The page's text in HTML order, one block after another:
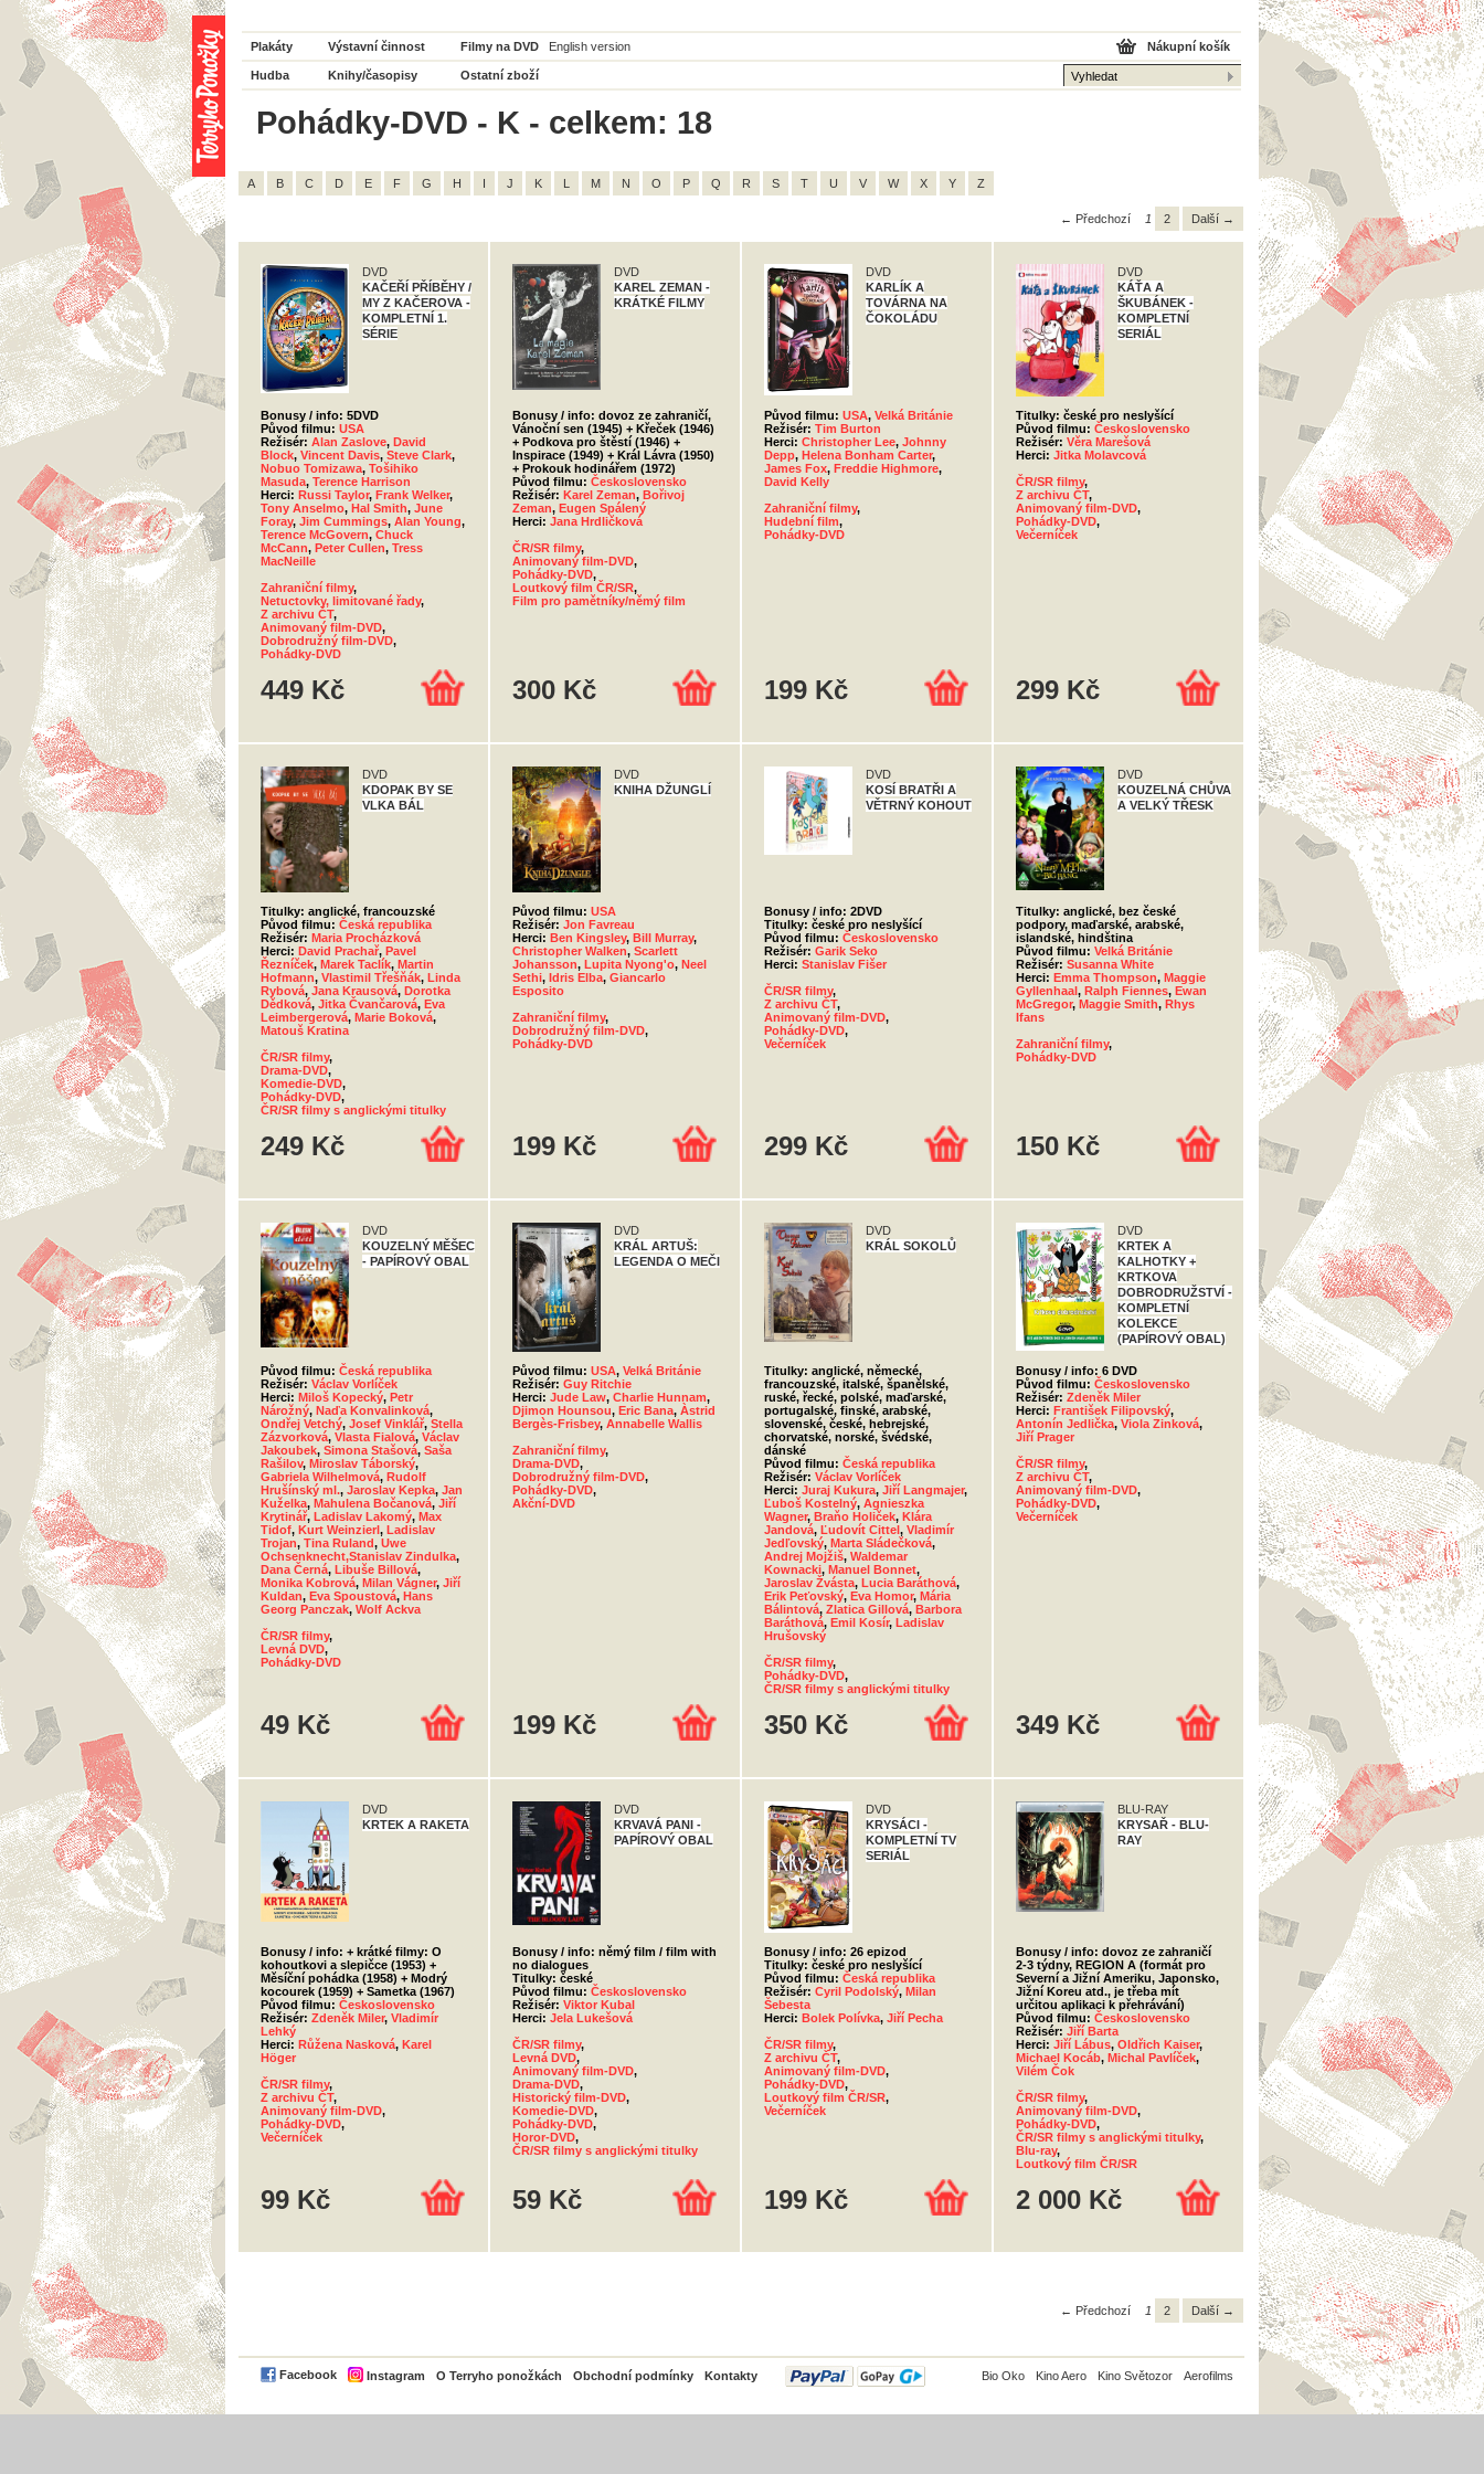
Plakáty Výstavní činnost Filmy na DVD English version
Hudba Knihy/časopisy Ostatní zboží
Nákupní košík
Pohádky-DVD - K - celkem: 18
A B C D E F G H I J K L M N O P Q R S T U V W X Y Z
← Předchozí 1 2 Další →
DVD
KAČEŘÍ PŘÍBĚHY /
MY Z KAČEROVA -
KOMPLETNÍ 1.
SÉRIE
Bonusy / info: 5DVD
Původ filmu: USA
Režisér: Alan Zaslove, David
Block, Vincent Davis, Steve Clark,
Nobuo Tomizawa, Tošihiko
Masuda, Terence Harrison
Herci: Russi Taylor, Frank Welker,
Tony Anselmo, Hal Smith, June
Foray, Jim Cummings, Alan Young,
Terence McGovern, Chuck
McCann, Peter Cullen, Tress
MacNeille
Zahraniční filmy,
Netuctovky, limitované řady,
Z archivu ČT,
Animovaný film-DVD,
Dobrodružný film-DVD,
Pohádky-DVD
449 Kč
DVD
KAREL ZEMAN -
KRÁTKÉ FILMY
Bonusy / info: dovoz ze zahraničí,
Vánoční sen (1945) + Křeček (1946)
+ Podkova pro štěstí (1946) +
Inspirace (1949) + Král Lávra (1950)
+ Prokouk hodinářem (1972)
Původ filmu: Československo
Režisér: Karel Zeman, Bořivoj
Zeman, Eugen Spálený
Herci: Jana Hrdličková
ČR/SR filmy,
Animovaný film-DVD,
Pohádky-DVD,
Loutkový film ČR/SR,
Film pro pamětníky/němý film
300 Kč
DVD
KARLÍK A
TOVÁRNA NA
ČOKOLÁDU
Původ filmu: USA, Velká Británie
Režisér: Tim Burton
Herci: Christopher Lee, Johnny
Depp, Helena Bonham Carter,
James Fox, Freddie Highmore,
David Kelly
Zahraniční filmy,
Hudební film,
Pohádky-DVD
199 Kč
DVD
KÁŤA A
ŠKUBÁNEK -
KOMPLETNÍ
SERIÁL
Titulky: české pro neslyšící
Původ filmu: Československo
Režisér: Věra Marešová
Herci: Jitka Molavcová
ČR/SR filmy,
Z archivu ČT,
Animovaný film-DVD,
Pohádky-DVD,
Večerníček
299 Kč
DVD
KDOPAK BY SE
VLKA BÁL
Titulky: anglické, francouzské
Původ filmu: Česká republika
Režisér: Maria Procházková
Herci: David Prachař, Pavel
Řezníček, Marek Taclík, Martin
Hofmann, Vlastimil Třešňák, Linda
Rybová, Jana Krausová, Dorotka
Dědková, Jitka Čvančarová, Eva
Leimbergerová, Marie Boková,
Matouš Kratina
ČR/SR filmy,
Drama-DVD,
Komedie-DVD,
Pohádky-DVD,
ČR/SR filmy s anglickými titulky
249 Kč
DVD
KNIHA DŽUNGLÍ
Původ filmu: USA
Režisér: Jon Favreau
Herci: Ben Kingsley, Bill Murray,
Christopher Walken, Scarlett
Johansson, Lupita Nyong'o, Neel
Sethi, Idris Elba, Giancarlo
Esposito
Zahraniční filmy,
Dobrodružný film-DVD,
Pohádky-DVD
199 Kč
DVD
KOSÍ BRATŘI A
VĚTRNÝ KOHOUT
Bonusy / info: 2DVD
Titulky: české pro neslyšící
Původ filmu: Československo
Režisér: Garik Seko
Herci: Stanislav Fišer
ČR/SR filmy,
Z archivu ČT,
Animovaný film-DVD,
Pohádky-DVD,
Večerníček
299 Kč
DVD
KOUZELNÁ CHŮVA
A VELKÝ TŘESK
Titulky: anglické, bez české
podpory, maďarské, arabské,
islandské, hindština
Původ filmu: Velká Británie
Režisér: Susanna White
Herci: Emma Thompson, Maggie
Gyllenhaal, Ralph Fiennes, Ewan
McGregor, Maggie Smith, Rhys
Ifans
Zahraniční filmy,
Pohádky-DVD
150 Kč
DVD
KOUZELNÝ MĚŠEC
- PAPÍROVÝ OBAL
Původ filmu: Česká republika
Režisér: Václav Vorlíček
Herci: Miloš Kopecký, Petr
Nárožný, Naďa Konvalinková,
Ondřej Vetchý, Josef Vinklář, Stella
Zázvorková, Vlasta Fialová, Václav
Jakoubek, Simona Stašová, Saša
Rašilov, Miroslav Táborský,
Gabriela Wilhelmová, Rudolf
Hrušínský ml., Jaroslav Kepka, Jan
Kuželka, Mahulena Bočanová, Jiří
Krytinář, Ladislav Lakomý, Max
Tidof, Kurt Weinzierl, Ladislav
Trojan, Tina Ruland, Uwe
Ochsenknecht,Stanislav Zindulka,
Dana Černá, Libuše Billová,
Monika Kobrová, Milan Vágner, Jiří
Kuldan, Eva Spoustová, Hans
Georg Panczak, Wolf Ackva
ČR/SR filmy,
Levná DVD,
Pohádky-DVD
49 Kč
DVD
KRÁL ARTUŠ:
LEGENDA O MEČI
Původ filmu: USA, Velká Británie
Režisér: Guy Ritchie
Herci: Jude Law, Charlie Hunnam,
Djimon Hounsou, Eric Bana, Àstrid
Bergès-Frisbey, Annabelle Wallis
Zahraniční filmy,
Drama-DVD,
Dobrodružný film-DVD,
Pohádky-DVD,
Akční-DVD
199 Kč
DVD
KRÁL SOKOLŮ
Titulky: anglické, německé,
francouzské, italské, španělské,
ruské, řecké, polské, maďarské,
portugalské, finské, arabské,
slovenské, české, hebrejské,
chorvatské, norské, švédské,
dánské
Původ filmu: Česká republika
Režisér: Václav Vorlíček
Herci: Juraj Kukura, Jiří Langmajer,
Ľuboš Kostelný, Agnieszka
Wagner, Braňo Holiček, Klára
Jandová, Ľudovít Cittel, Vladimír
Jedľovský, Marta Sládečková,
Andrej Mojžiš, Waldemar
Kownacki, Manuel Bonnet,
Jaroslav Žvásta, Lucia Baráthová,
Erik Peťovský, Eva Homor, Mária
Bálintová, Zlatica Gillová, Barbora
Baráthová, Emil Kosír, Ladislav
Hrušovský
ČR/SR filmy,
Pohádky-DVD,
ČR/SR filmy s anglickými titulky
350 Kč
DVD
KRTEK A
KALHOTKY +
KRTKOVA
DOBRODRUŽSTVÍ -
KOMPLETNÍ
KOLEKCE
(PAPÍROVÝ OBAL)
Bonusy / info: 6 DVD
Původ filmu: Československo
Režisér: Zdeněk Miler
Herci: František Filipovský,
Antonín Jedlička, Viola Zinková,
Jiří Prager
ČR/SR filmy,
Z archivu ČT,
Animovaný film-DVD,
Pohádky-DVD,
Večerníček
349 Kč
DVD
KRTEK A RAKETA
Bonusy / info: + krátké filmy: O
kohoutkovi a slepičce (1953) +
Měsíční pohádka (1958) + Modrý
kocourek (1959) + Sametka (1967)
Původ filmu: Československo
Režisér: Zdeněk Miler, Vladimír
Lehký
Herci: Růžena Nasková, Karel
Höger
ČR/SR filmy,
Z archivu ČT,
Animovaný film-DVD,
Pohádky-DVD,
Večerníček
99 Kč
DVD
KRVAVÁ PANI -
PAPÍROVÝ OBAL
Bonusy / info: němý film / film with
no dialogues
Titulky: české
Původ filmu: Československo
Režisér: Viktor Kubal
Herci: Jela Lukešová
ČR/SR filmy,
Levná DVD,
Animovaný film-DVD,
Drama-DVD,
Historický film-DVD,
Komedie-DVD,
Pohádky-DVD,
Horor-DVD,
ČR/SR filmy s anglickými titulky
59 Kč
DVD
KRYSÁCI -
KOMPLETNÍ TV
SERIÁL
Bonusy / info: 26 epizod
Titulky: české pro neslyšící
Původ filmu: Česká republika
Režisér: Cyril Podolský, Milan
Šebesta
Herci: Bolek Polívka, Jiří Pecha
ČR/SR filmy,
Z archivu ČT,
Animovaný film-DVD,
Pohádky-DVD,
Loutkový film ČR/SR,
Večerníček
199 Kč
BLU-RAY
KRYSAŘ - BLU-
RAY
Bonusy / info: dovoz ze zahraničí
2-3 týdny, REGION A (formát pro
Severní a Jižní Ameriku, Japonsko,
Jižní Koreu atd., je třeba mít
určitou aplikaci k přehrávání)
Původ filmu: Československo
Režisér: Jiří Barta
Herci: Jiří Lábus, Oldřich Kaiser,
Michael Kocáb, Michal Pavlíček,
Vilém Čok
ČR/SR filmy,
Animovaný film-DVD,
Pohádky-DVD,
ČR/SR filmy s anglickými titulky,
Blu-ray,
Loutkový film ČR/SR
2 000 Kč
← Předchozí 1 2 Další →
Facebook Instagram O Terryho ponožkách Obchodní podmínky Kontakty
PayPal Bio Oko Kino Aero Kino Světozor Aerofilms